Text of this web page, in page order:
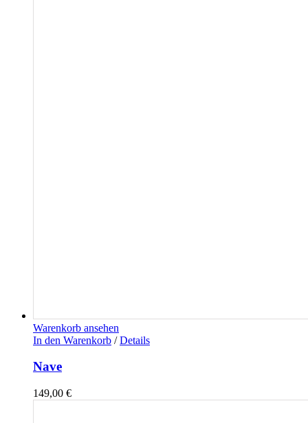
Warenkorb ansehen
In den Warenkorb / Details
Nave
149,00 €